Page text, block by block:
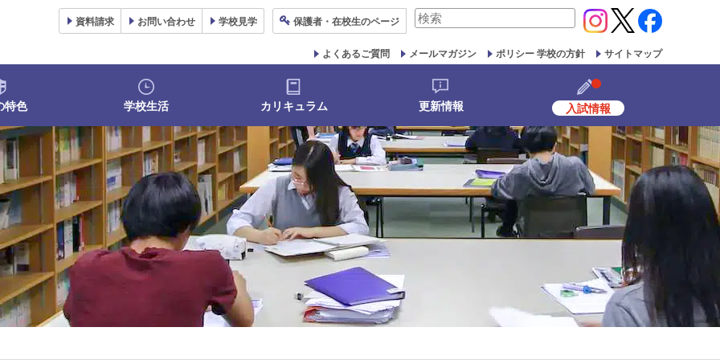
資料請求 お問い合わせ 学校見学 保護者 ・在校生のページ
検
対
象:
よくあるご質問 メールマガジン ポリシー 学校の方針 サイトマップ
特色 学校生活 カリキュラム 更新情報 入試情報